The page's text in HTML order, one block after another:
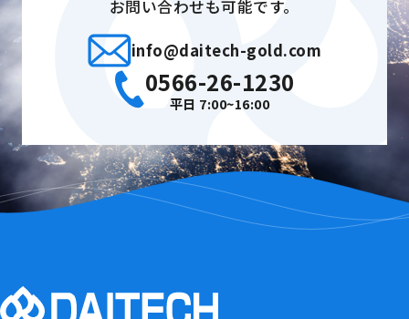
お問い合わせも可能です。
info@daitech-gold.com
0566-26-1230
平日 7:00~16:00